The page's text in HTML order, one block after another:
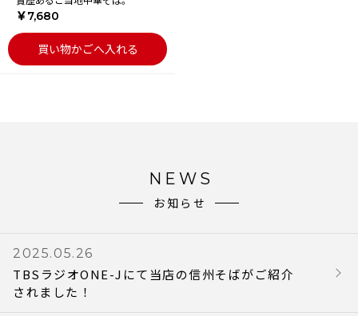
￥7,680
買い物かごへ入れる
NEWS
お知らせ
2025.05.26
TBSラジオONE-Jにて当店の信州そばがご紹介
されました！